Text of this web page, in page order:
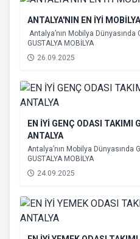
ANTALYA'NIN EN İYİ
Antalya’nın Mobilya Dünyasında
GUSTALYA MOBİLYA
26.09.2025
EN İYİ GENÇ ODASI TAKIMI
ANTALYA
Antalya’nın Mobilya Dünyasında
GUSTALYA MOBİLYA
24.09.2025